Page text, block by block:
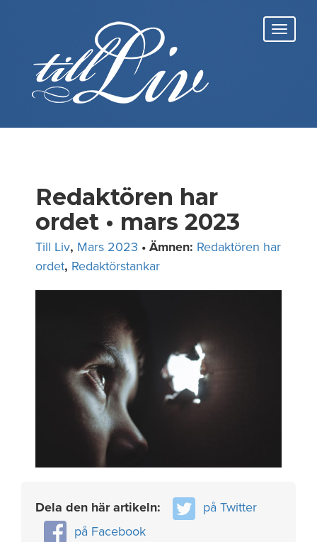
Redaktören har
ordet • mars 2023
Till Liv, Mars 2023 • Ämnen: Redaktören har
ordet, Redaktörstankar
Dela den här artikeln:
på Twitter
på Facebook